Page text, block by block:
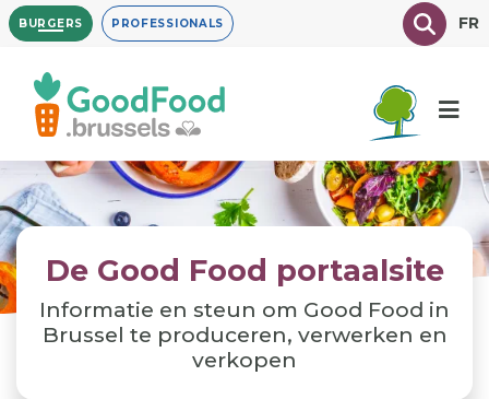
Overslaan
en
inhoud
gaan
BURGERS PROFESSIONALS TexteFR
De Good Food portaalsite
Informatie en steun om Good Food in
Brussel te produceren, verwerken en
verkopen